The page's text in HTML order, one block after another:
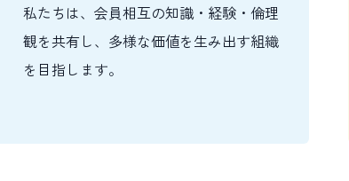
私たちは、会員相互の知識・経験・倫理
観を共有し、多様な価値を生み出す組織
を目指します。